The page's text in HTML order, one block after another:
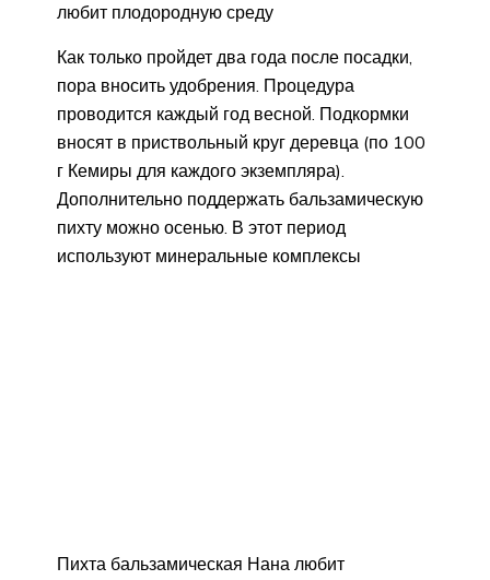
любит плодородную среду
Как только пройдет два года после посадки,
пора вносить удобрения. Процедура
проводится каждый год весной. Подкормки
вносят в приствольный круг деревца (по 100
г Кемиры для каждого экземпляра).
Дополнительно поддержать бальзамическую
пихту можно осенью. В этот период
используют минеральные комплексы
Пихта бальзамическая Нана любит